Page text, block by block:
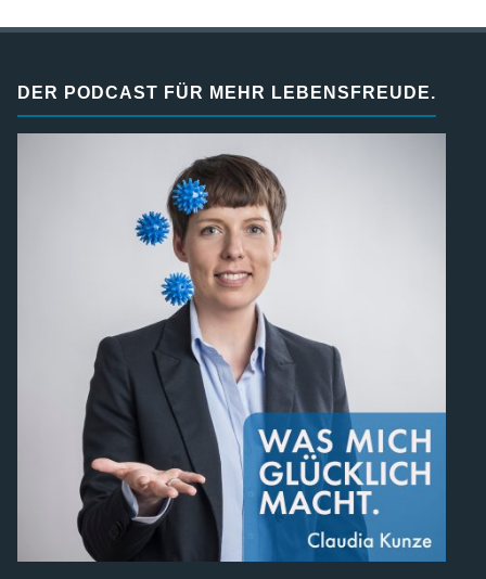
DER PODCAST FÜR MEHR LEBENSFREUDE.